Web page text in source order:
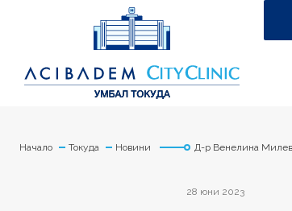
Начало Токуда Новини Д-р Венелина
28 юни 2023